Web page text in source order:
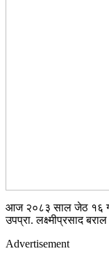
आज २०८३ साल जेठ १६ गते
उपप्रा. लक्ष्मीप्रसाद
Advertisement